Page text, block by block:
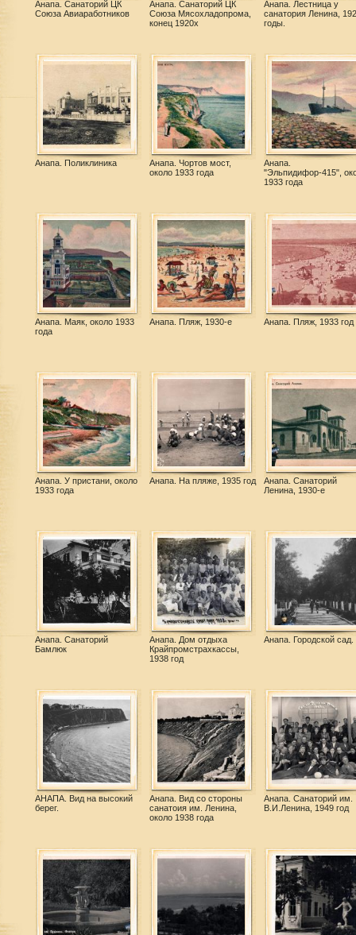
Анапа. Санаторий ЦК
Союза Авиаработников
Анапа. Санаторий ЦК
Союза Мясохладопрома,
конец 1920х
Анапа. Лестница у
санатория Ленина,
годы.
Анапа. Поликлиника
Анапа. Чортов мост,
около 1933 года
Анапа.
"Эльпидифор-415",
1933 года
Анапа. Маяк, около 1933
года
Анапа. Пляж, 1930-е Анапа. Пляж, 1933 год
Анапа. У пристани, около
1933 года
Анапа. На пляже, 1935 год
Анапа. Санаторий
Ленина, 1930-е
Анапа. Санаторий
Бамлюк
Анапа. Дом отдыха
Крайпромстрахкассы,
1938 год
Анапа. Городской сад.
АНАПА. Вид на высокий
берег.
Анапа. Вид со стороны
санатоия им. Ленина,
около 1938 года
Анапа. Санаторий им.
В.И.Ленина, 1949 год